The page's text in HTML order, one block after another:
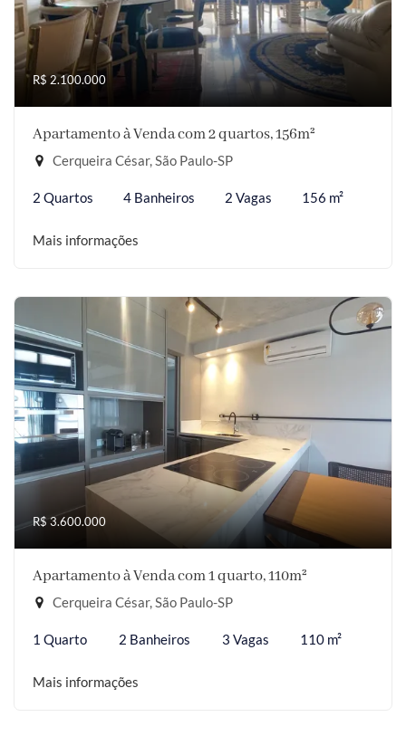
R$ 2.100.000
Apartamento à Venda com 2 quartos, 156m²
Cerqueira César, São Paulo-SP
2 Quartos 4 Banheiros 2 Vagas 156 m²
Mais informações
R$ 3.600.000
Apartamento à Venda com 1 quarto, 110m²
Cerqueira César, São Paulo-SP
1 Quarto 2 Banheiros 3 Vagas 110 m²
Mais informações